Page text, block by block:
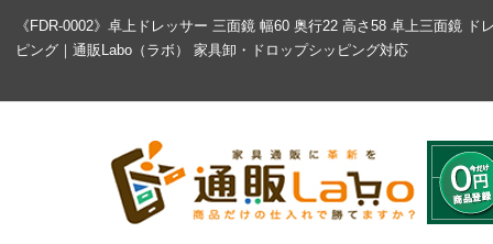
《FDR-0002》卓上ドレッサー 三面鏡 幅60 奥行22 高さ58 卓上三面鏡
ピング｜通販Labo（ラボ） 家具卸・ドロップシッピング対応